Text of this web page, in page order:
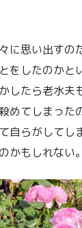
に思い出すの
をしたのかと
したら老水夫
めてしまった
自らがしてし
かもしれない。